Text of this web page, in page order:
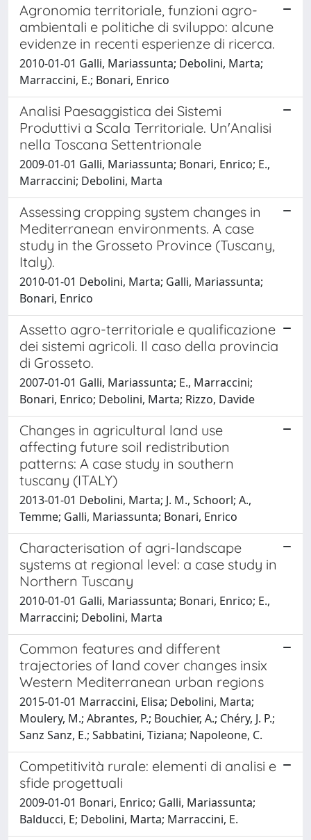
Agronomia territoriale, funzioni agro-
ambientali e politiche di sviluppo: alcune
evidenze in recenti esperienze di ricerca.
2010-01-01 Galli, Mariassunta; Debolini, Marta;
Marraccini, E.; Bonari, Enrico
Analisi Paesaggistica dei Sistemi
Produttivi a Scala Territoriale. Un'Analisi
nella Toscana Settentrionale
2009-01-01 Galli, Mariassunta; Bonari, Enrico; E.,
Marraccini; Debolini, Marta
Assessing cropping system changes in
Mediterranean environments. A case
study in the Grosseto Province (Tuscany,
Italy).
2010-01-01 Debolini, Marta; Galli, Mariassunta;
Bonari, Enrico
Assetto agro-territoriale e qualificazione
dei sistemi agricoli. Il caso della provincia
di Grosseto.
2007-01-01 Galli, Mariassunta; E., Marraccini;
Bonari, Enrico; Debolini, Marta; Rizzo, Davide
Changes in agricultural land use
affecting future soil redistribution
patterns: A case study in southern
tuscany (ITALY)
2013-01-01 Debolini, Marta; J. M., Schoorl; A.,
Temme; Galli, Mariassunta; Bonari, Enrico
Characterisation of agri-landscape
systems at regional level: a case study in
Northern Tuscany
2010-01-01 Galli, Mariassunta; Bonari, Enrico; E.,
Marraccini; Debolini, Marta
Common features and different
trajectories of land cover changes insix
Western Mediterranean urban regions
2015-01-01 Marraccini, Elisa; Debolini, Marta;
Moulery, M.; Abrantes, P.; Bouchier, A.; Chéry, J. P.;
Sanz Sanz, E.; Sabbatini, Tiziana; Napoleone, C.
Competitività rurale: elementi di analisi e
sfide progettuali
2009-01-01 Bonari, Enrico; Galli, Mariassunta;
Balducci, E; Debolini, Marta; Marraccini, E.